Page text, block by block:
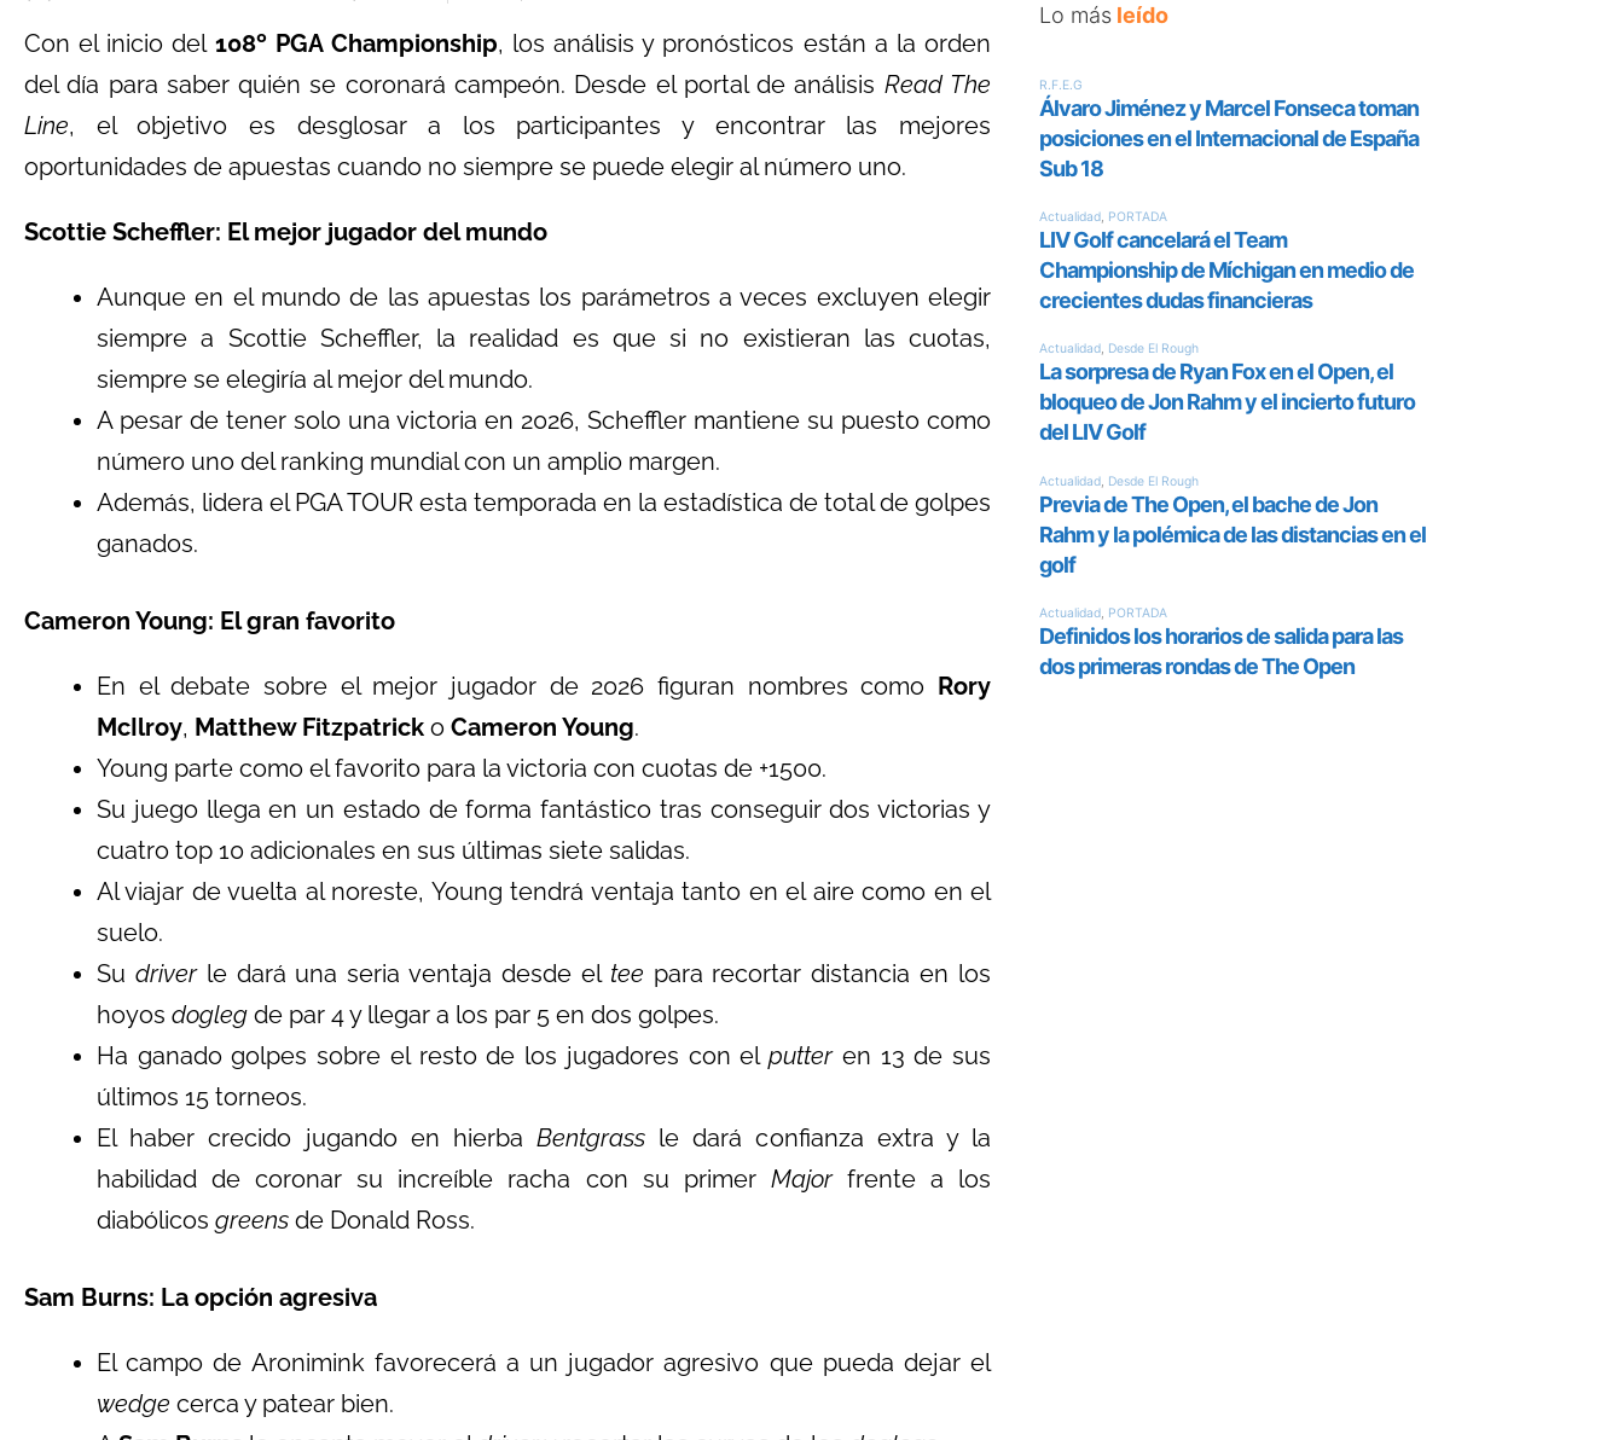
Con el inicio del 108º PGA Championship, los análisis y pronósticos están a la orden
del día para saber quién se coronará campeón. Desde el portal de análisis Read The
Line, el objetivo es desglosar a los participantes y encontrar las mejores
oportunidades de apuestas cuando no siempre se puede elegir al número uno.
Scottie Scheffler: El mejor jugador del mundo
Aunque en el mundo de las apuestas los parámetros a veces excluyen elegir
siempre a Scottie Scheffler, la realidad es que si no existieran las cuotas,
siempre se elegiría al mejor del mundo.
A pesar de tener solo una victoria en 2026, Scheffler mantiene su puesto como
número uno del ranking mundial con un amplio margen.
Además, lidera el PGA TOUR esta temporada en la estadística de total de golpes
ganados.
Cameron Young: El gran favorito
En el debate sobre el mejor jugador de 2026 figuran nombres como Rory
McIlroy, Matthew Fitzpatrick o Cameron Young.
Young parte como el favorito para la victoria con cuotas de +1500.
Su juego llega en un estado de forma fantástico tras conseguir dos victorias y
cuatro top 10 adicionales en sus últimas siete salidas.
Al viajar de vuelta al noreste, Young tendrá ventaja tanto en el aire como en el
suelo.
Su driverle dará una seria ventaja desde el tee para recortar distancia en los
hoyos dogleg de par 4 y llegar a los par 5 en dos golpes.
Ha ganado golpes sobre el resto de los jugadores con elputteren 13 de sus
últimos 15 torneos.
El haber crecido jugando en hierba Bentgrass le dará confianza extra y la
habilidad de coronar su increíble racha con su primer Majorfrente a los
diabólicos greens de Donald Ross.
Sam Burns: La opción agresiva
El campo de Aronimink favorecerá a un jugador agresivo que pueda dejar el
wedge cerca y patear bien.
Lo más leído